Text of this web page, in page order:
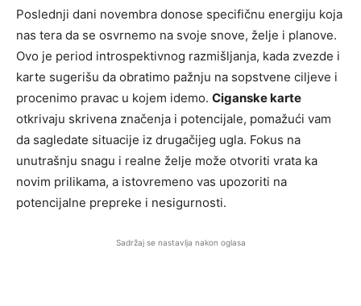
Poslednji dani novembra donose specifičnu energiju koja
nas tera da se osvrnemo na svoje snove, želje i planove.
Ovo je period introspektivnog razmišljanja, kada zvezde i
karte sugerišu da obratimo pažnju na sopstvene ciljeve i
procenimo pravac u kojem idemo. Ciganske karte
otkrivaju skrivena značenja i potencijale, pomažući vam
da sagledate situacije iz drugačijeg ugla. Fokus na
unutrašnju snagu i realne želje može otvoriti vrata ka
novim prilikama, a istovremeno vas upozoriti na
potencijalne prepreke i nesigurnosti.
Sadržaj se nastavlja nakon oglasa